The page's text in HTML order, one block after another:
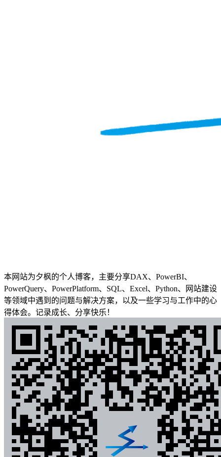
本网站为夕枫的个人博客，主要分享DAX、PowerBI、
PowerQuery、PowerPlatform、SQL、Excel、Python、网站建设
等领域中遇到的问题与解决方案，以及一些学习与工作中的心
得体会。记录成长、分享快乐！